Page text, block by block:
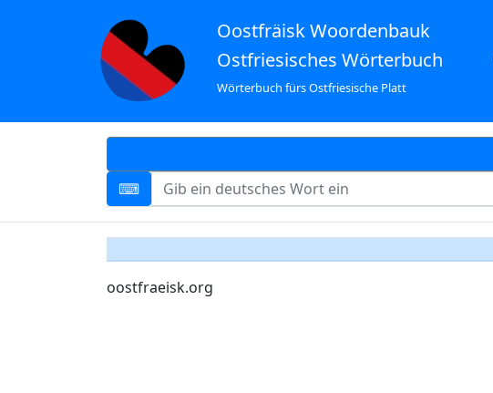
Oostfräisk Woordenbauk
Ostfriesisches Wörterbuch
Wörterbuch fürs Ostfriesische Platt
oostfraeisk.org